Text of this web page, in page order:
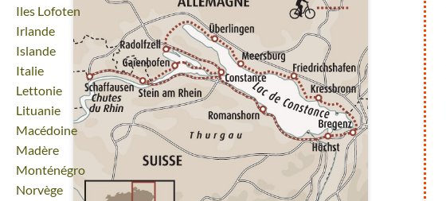
Voyage
Iles Lofoten
Voyage
Irlande
Voyage
Islande
Voyage
Italie
Voyage
Lettonie
Voyage
Lituanie
Voyage
Macédoine
Voyage
Madère
Voyage
Monténégro
Voyage
Norvège